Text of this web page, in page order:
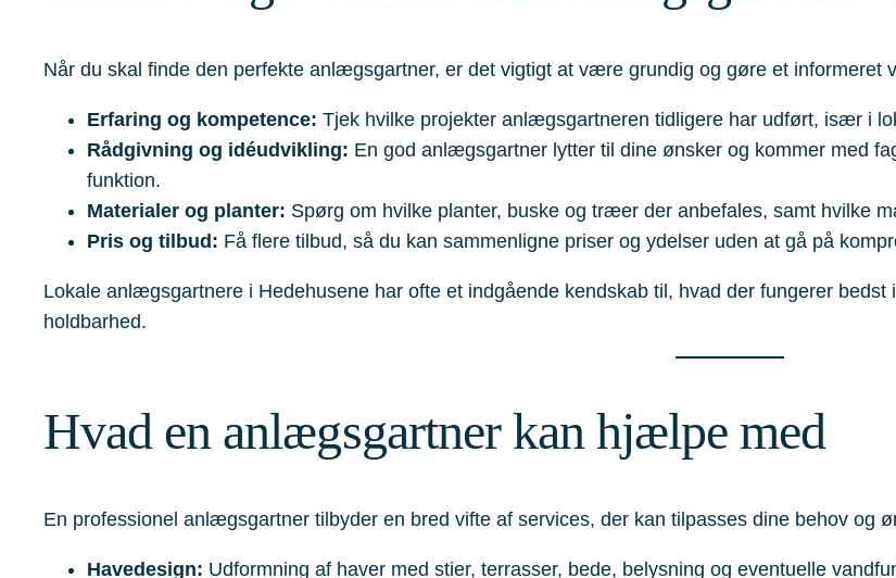
Når du skal finde den perfekte anlægsgartner, er det vigtigt at være grundig og gøre et informeret
Erfaring og kompetence: Tjek hvilke projekter anlægsgartneren tidligere har udført, især i
Rådgivning og idéudvikling: En god anlægsgartner lytter til dine ønsker og kommer med
funktion.
Materialer og planter: Spørg om hvilke planter, buske og træer der anbefales, samt hvilke
Pris og tilbud: Få flere tilbud, så du kan sammenligne priser og ydelser uden at gå på
Lokale anlægsgartnere i Hedehusene har ofte et indgående kendskab til, hvad der fungerer
holdbarhed.
Hvad en anlægsgartner kan hjælpe med
En professionel anlægsgartner tilbyder en bred vifte af services, der kan tilpasses dine behov og
Havedesign: Udformning af haver med stier, terrasser, bede, belysning og eventuelle